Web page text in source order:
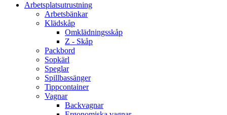
Arbetsplatsutrustning
Arbetsbänkar
Klädskåp
Omklädningsskåp
Z - Skåp
Packbord
Sopkärl
Speglar
Spillbassänger
Tippcontainer
Vagnar
Backvagnar